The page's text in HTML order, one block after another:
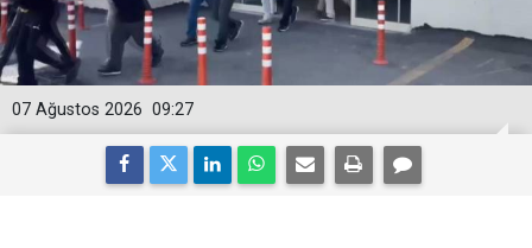
09:27
07 Ağustos 2026